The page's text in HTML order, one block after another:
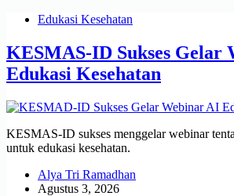
Edukasi Kesehatan
KESMAS-ID Sukses Gelar
Edukasi Kesehatan
KESMAS-ID sukses menggelar webinar
untuk edukasi kesehatan.
Alya Tri Ramadhan
Agustus 3, 2026